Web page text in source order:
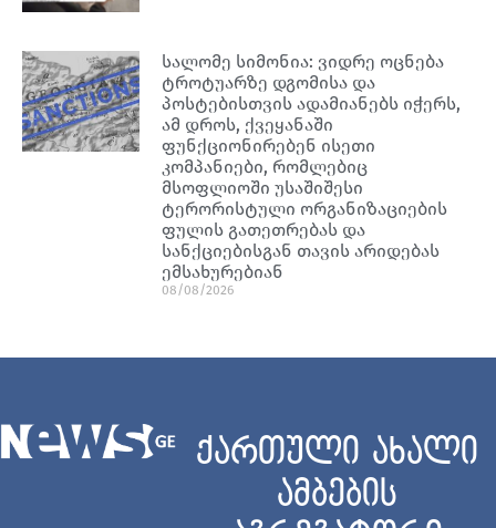
სალომე სიმონია: ვიდრე ოცნება
ტროტუარზე დგომისა და
პოსტებისთვის ადამიანებს იჭერს,
ამ დროს, ქვეყანაში
ფუნქციონირებენ ისეთი
კომპანიები, რომლებიც
მსოფლიოში უსაშიშესი
ტერორისტული ორგანიზაციების
ფულის გათეთრებას და
სანქციებისგან თავის არიდებას
ემსახურებიან
08/08/2026
ქართული ახალი
ამბების